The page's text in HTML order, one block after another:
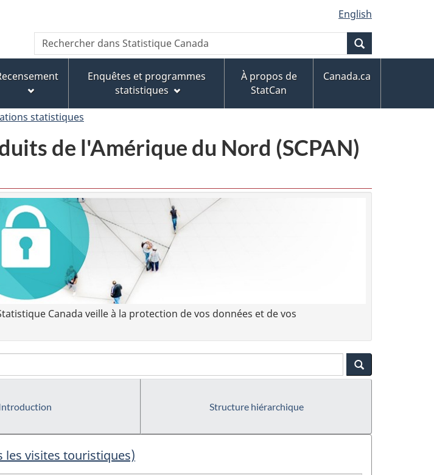
au
contenu
principal
« À
propos
de
ce
version
HTML
simplifiée
English
Recherche
Rechercher
dans
Canada
Enquêtes et programmes
statistiques
À propos de
StatCan
Canada.ca
statistiques
de l'Amérique du Nord (SCPAN)
Canada veille à la protection de vos données et de vos
Structure hiérarchique
les visites touristiques)